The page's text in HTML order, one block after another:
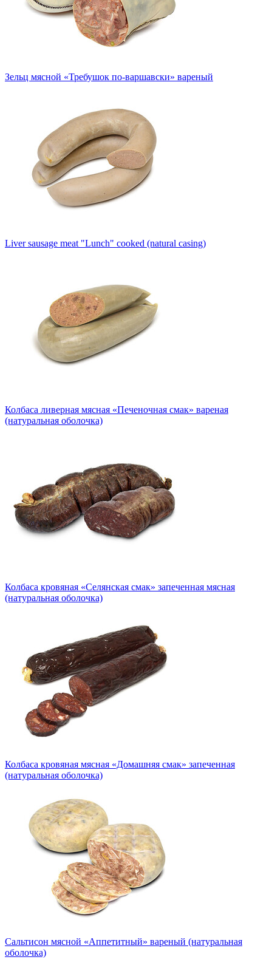
Зельц мясной «Требушок по-варшавски» вареный
Liver sausage meat "Lunch" cooked (natural casing)
Колбаса ливерная мясная «Печеночная смак» вареная
(натуральная оболочка)
Колбаса кровяная «Селянская смак» запеченная мясная
(натуральная оболочка)
Колбаса кровяная мясная «Домашняя смак» запеченная
(натуральная оболочка)
Сальтисон мясной «Аппетитный» вареный (натуральная
оболочка)